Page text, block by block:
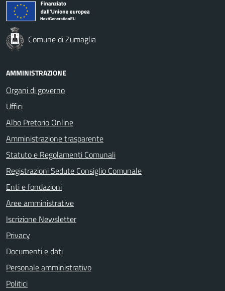
Comune di Zumaglia
AMMINISTRAZIONE
Organi di governo
Uffici
Albo Pretorio Online
Amministrazione trasparente
Statuto e Regolamenti Comunali
Registrazioni Sedute Consiglio Comunale
Enti e fondazioni
Aree amministrative
Iscrizione Newsletter
Privacy
Documenti e dati
Personale amministrativo
Politici